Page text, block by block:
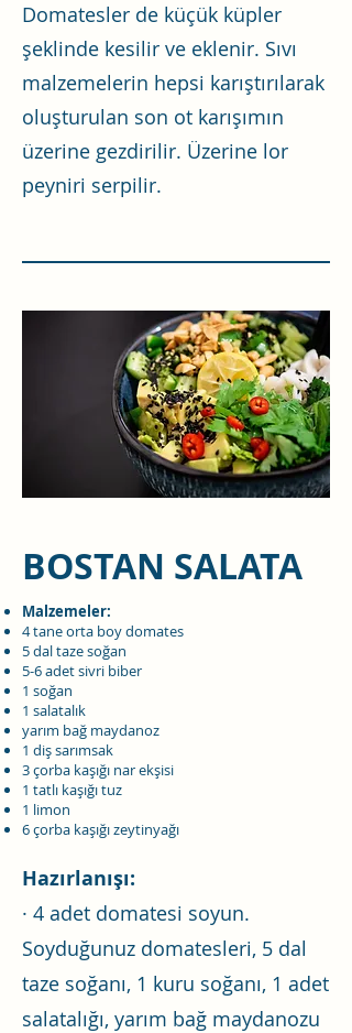
Domatesler de küçük küpler
şeklinde kesilir ve eklenir. Sıvı
malzemelerin hepsi karıştırılarak
oluşturulan son ot karışımın
üzerine gezdirilir. Üzerine lor
peyniri serpilir.
BOSTAN SALATA
Malzemeler:
4 tane orta boy domates
5 dal taze soğan
5-6 adet sivri biber
1 soğan
1 salatalık
yarım bağ maydanoz
1 diş sarımsak
3 çorba kaşığı nar ekşisi
1 tatlı kaşığı tuz
1 limon
6 çorba kaşığı zeytinyağı
Hazırlanışı:
· 4 adet domatesi soyun.
Soyduğunuz domatesleri, 5 dal
taze soğanı, 1 kuru soğanı, 1 adet
salatalığı, yarım bağ maydanozu